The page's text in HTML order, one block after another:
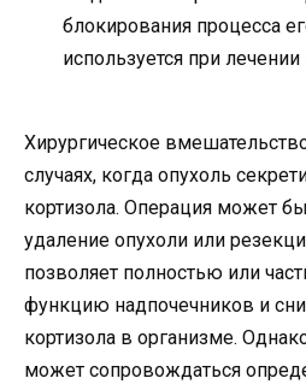
блокирования процесса
используется при
Хирургическое
случаях, когда опухоль
кортизола. Операция может
удаление опухоли или
позволяет полностью или
функцию надпочечников и
кортизола в организме.
может сопровождаться